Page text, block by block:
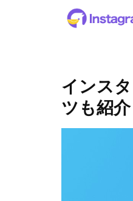
インス
ツも紹介